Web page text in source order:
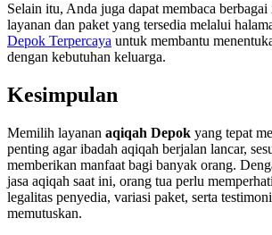
Selain itu, Anda juga dapat membaca
layanan dan paket yang tersedia melalui
Depok Terpercaya untuk membantu
dengan kebutuhan keluarga.
Kesimpulan
Memilih layanan aqiqah Depok yang tepat
penting agar ibadah aqiqah berjalan lancar,
memberikan manfaat bagi banyak orang.
jasa aqiqah saat ini, orang tua perlu
legalitas penyedia, variasi paket, serta
memutuskan.